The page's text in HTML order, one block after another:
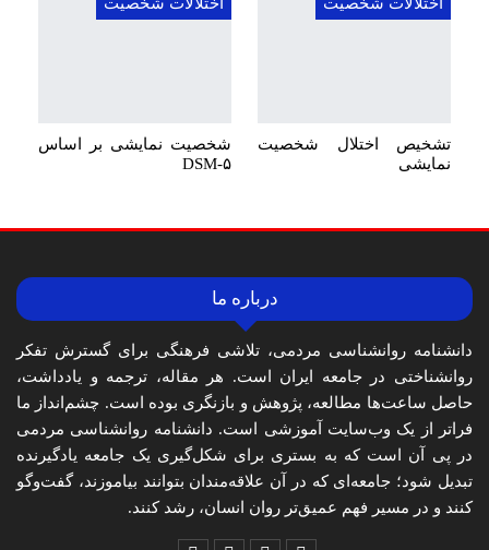
اختلالات شخصیت
تشخیص اختلال شخصیت
نمایشی
اختلالات شخصیت
شخصیت نمایشی بر اساس
DSM-۵
درباره ما
دانشنامه روانشناسی مردمی، تلاشی فرهنگی برای گسترش تفکر
روانشناختی در جامعه ایران است. هر مقاله، ترجمه و یادداشت،
حاصل ساعت‌ها مطالعه، پژوهش و بازنگری بوده است. چشم‌انداز ما
فراتر از یک وب‌سایت آموزشی است. دانشنامه روانشناسی مردمی
در پی آن است که به بستری برای شکل‌گیری یک جامعه یادگیرنده
تبدیل شود؛ جامعه‌ای که در آن علاقه‌مندان بتوانند بیاموزند، گفت‌وگو
کنند و در مسیر فهم عمیق‌تر روان انسان، رشد کنند.